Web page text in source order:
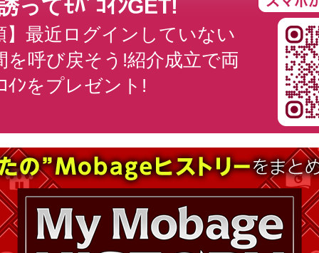
ってﾓﾊﾞｺｲﾝGET!
】最近ログインしていない
を呼び戻そう!紹介成立で両
ｲﾝをプレゼント!